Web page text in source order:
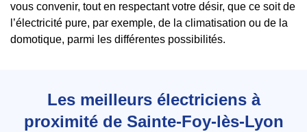
vous convenir, tout en respectant votre désir, que ce soit de
l’électricité pure, par exemple, de la climatisation ou de la
domotique, parmi les différentes possibilités.
Les meilleurs électriciens à
proximité de Sainte-Foy-lès-Lyon